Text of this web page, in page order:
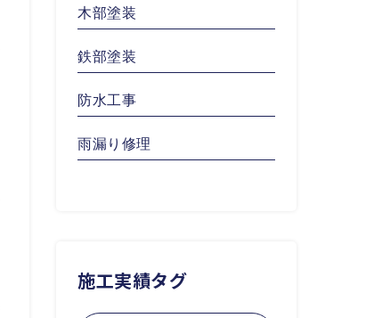
木部塗装
鉄部塗装
防水工事
雨漏り修理
施工実績タグ